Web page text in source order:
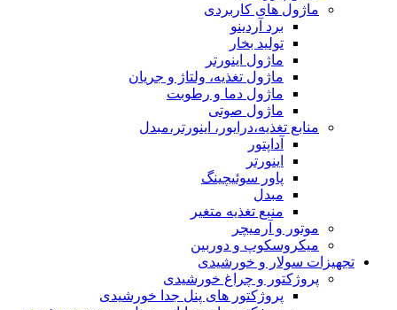
ماژول های کاربردی
برد آردینو
تولید بخار
ماژول اینورتر
ماژول تغذیه، ولتاژ و جریان
ماژول دما و رطوبت
ماژول صوتی
منابع تغذیه،درایور، اینورتر،مبدل
آداپتور
اینورتر
پاور سوئیچینگ
مبدل
منبع تغذیه متغیر
موتور و آرمیچر
میکروسکوپ و دوربین
تجهیزات سولار و خورشیدی
پروژکتور و چراغ خورشیدی
پروژکتور های پنل جدا خورشیدی